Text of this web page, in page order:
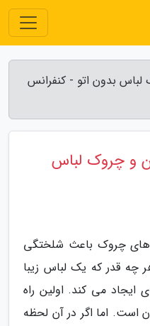
بدون اتو - کنفرانس
و چروک لباس
های چروک باعث شلختگی
چه قدر که یک لباس زیبا
می کند. اولین راه
است. اما اگر در آن لحظه